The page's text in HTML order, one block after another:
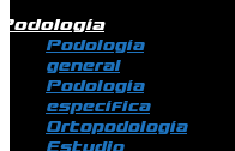
Podología
general
Podología
específica
Ortopodología
Estudio